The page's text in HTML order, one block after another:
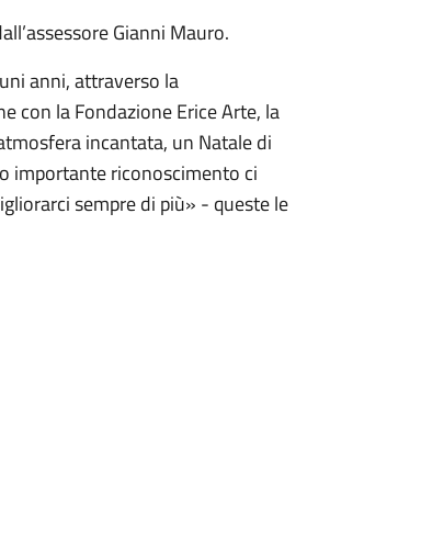
Gianni Mauro.
anni, attraverso la
con la Fondazione Erice Arte, la
incantata, un Natale di
importante riconoscimento ci
sempre di più» - queste le